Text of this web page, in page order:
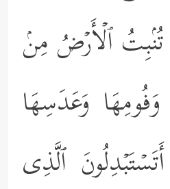
تُنۢبِتُ ٱلۡأَرۡضُ مِنۢ
وَفُومِهَا وَعَدَسِهَا
ٱلَّذِی